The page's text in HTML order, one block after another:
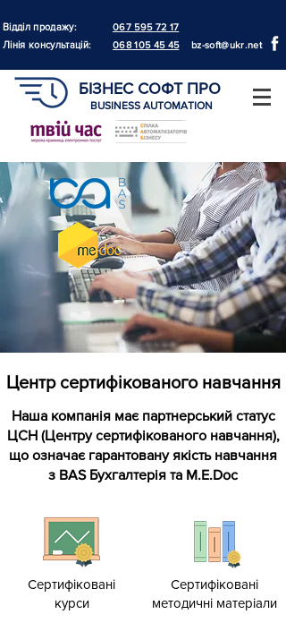
Відділ продажу:
067 595 72 17
Лінія консультацій:
068 105 45 45 bz-soft@ukr.net
БІЗНЕС СОФТ ПРО
BUSINESS AUTOMATION
Центр сертифікованого навчання
Наша компанія має партнерський статус
ЦСН (Центру сертифікованого навчання),
що означає гарантовану якість навчання
з BAS Бухгалтерія та M.E.Doc
Сертифіковані
курси
Сертифіковані
методичні матеріали